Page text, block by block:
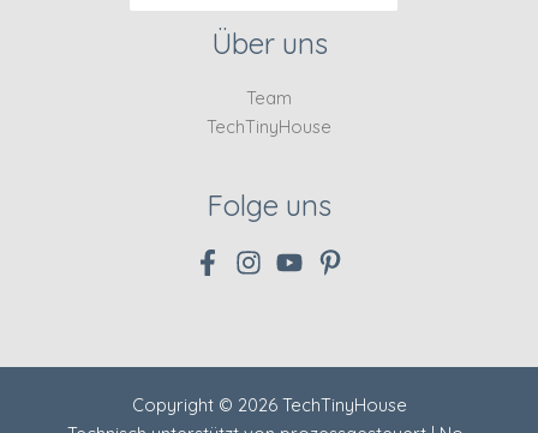
Über uns
Team
TechTinyHouse
Folge uns
Copyright © 2026 TechTinyHouse